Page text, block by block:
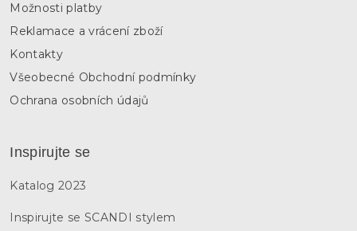
Možnosti platby
Reklamace a vrácení zboží
Kontakty
Všeobecné Obchodní podmínky
Ochrana osobních údajů
Inspirujte se
Katalog 2023
Inspirujte se SCANDI stylem